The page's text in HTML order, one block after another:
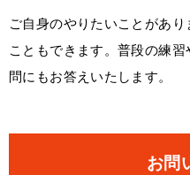
ご自身のやりたいことがあ
こともできます。普段の練
問にもお答えいたします。
お問